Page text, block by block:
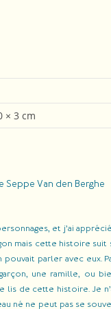
× 3 cm
Van den Berghe
et j’ai
mais cette histoire suit
pouvait parler avec eux.
une ramille, ou
lis de cette histoire. Je
né ne peut pas se